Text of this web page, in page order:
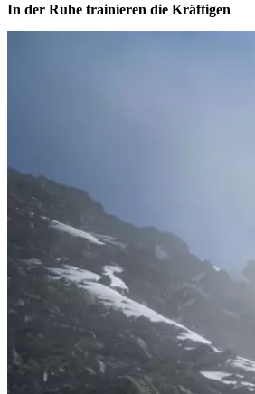
In der Ruhe trainieren die Kräftigen